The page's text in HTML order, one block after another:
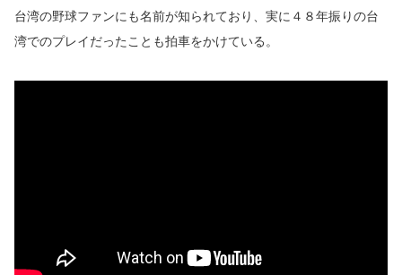
台湾の野球ファンにも名前が知られており、実に４８年振りの台
湾でのプレイだったことも拍車をかけている。